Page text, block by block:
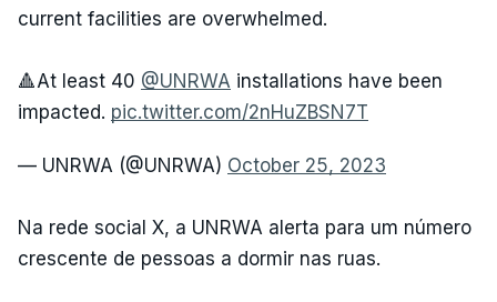
current facilities are overwhelmed.
🔺At least 40 @UNRWA installations have been
impacted. pic.twitter.com/2nHuZBSN7T
— UNRWA (@UNRWA) October 25, 2023
Na rede social X, a UNRWA alerta para um número
crescente de pessoas a dormir nas ruas.